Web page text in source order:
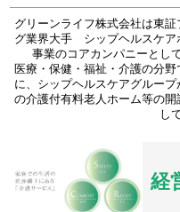
グリーンライフ株式会社は東
グ業界大手 シップヘルスケア
事業のコアカンパニーとし
医療・保健・福祉・介護の分
に、シップヘルスケアグルー
の介護付有料老人ホーム等の
し
経